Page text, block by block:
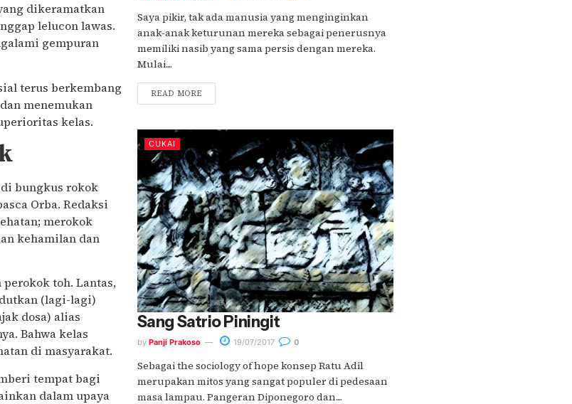
dikeramatkan
lelucon lawas.
gempuran
terus berkembang
menemukan
kelas.
bungkus rokok
Orba. Redaksi
merokok
kehamilan dan
toh. Lantas,
(lagi-lagi)
dosa) alias
Bahwa kelas
di masyarakat.
tempat bagi
dalam upaya
Saya pikir, tak ada manusia yang menginginkan
anak-anak keturunan mereka sebagai penerusnya
memiliki nasib yang sama persis dengan mereka.
Mulai....
READ MORE
CUKAI
Sang Satrio Piningit
by Panji Prakoso 19/07/2017 0
Sebagai the sociology of hope konsep Ratu Adil
merupakan mitos yang sangat populer di pedesaan
masa lampau. Pangeran Diponegoro dan....